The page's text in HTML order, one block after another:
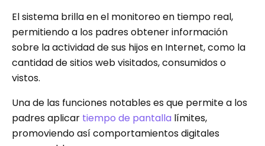
El sistema brilla en el monitoreo en tiempo real,
permitiendo a los padres obtener información
sobre la actividad de sus hijos en Internet, como la
cantidad de sitios web visitados, consumidos o
vistos.
Una de las funciones notables es que permite a los
padres aplicar tiempo de pantalla límites,
promoviendo así comportamientos digitales